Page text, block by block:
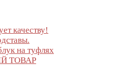
качеству!
на туфлях
ТОВАР